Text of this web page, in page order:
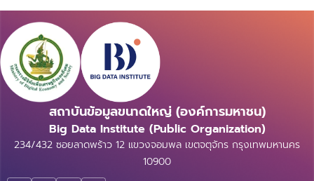
สถาบันข้อมูลขนาดใหญ่ (องค์การมหาชน)
Big Data Institute (Public Organization)
234/432 ซอยลาดพร้าว 12 แขวงจอมพล เขตจตุจักร กรุงเทพมหานคร
10900